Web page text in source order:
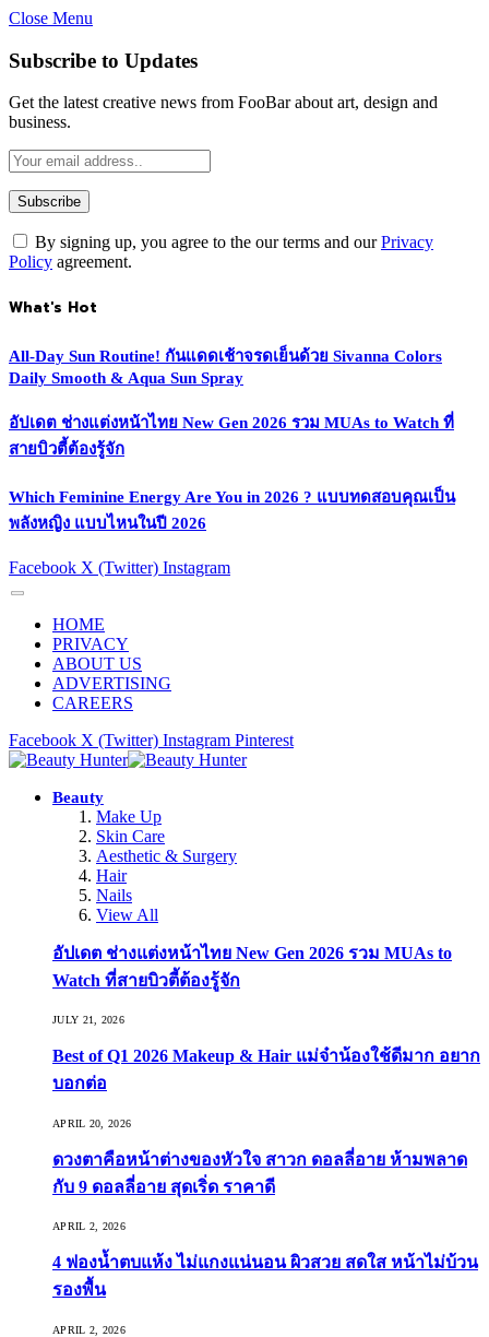
Close Menu
Subscribe to Updates
Get the latest creative news from FooBar about art, design and
business.
By signing up, you agree to the our terms and ourPrivacy
Policy agreement.
What's Hot
All-Day Sun Routine! กันแดดเช้าจรดเย็นด้วย Sivanna Colors
Daily Smooth & Aqua Sun Spray
อัปเดต ช่างแต่งหน้าไทย New Gen 2026 รวม MUAs to Watch ที่
สายบิวตี้ต้องรู้จัก
Which Feminine Energy Are You in 2026 ? แบบทดสอบคุณเป็น
พลังหญิง แบบไหนในปี 2026
Facebook X (Twitter) Instagram
HOME
PRIVACY
ABOUT US
ADVERTISING
CAREERS
Facebook X (Twitter) Instagram Pinterest
Beauty
Make Up
Skin Care
Aesthetic & Surgery
Hair
Nails
View All
อัปเดต ช่างแต่งหน้าไทย New Gen 2026 รวม MUAs to
Watch ที่สายบิวตี้ต้องรู้จัก
JULY 21, 2026
Best of Q1 2026 Makeup & Hair แม่จ๋าน้องใช้ดีมาก อยาก
บอกต่อ
APRIL 20, 2026
ดวงตาคือหน้าต่างของหัวใจ สาวก ดอลลี่อาย ห้ามพลาด
กับ 9 ดอลลี่อาย สุดเริ่ด ราคาดี
APRIL 2, 2026
4 ฟองน้ำตบแห้ง ไม่แกงแน่นอน ผิวสวย สดใส หน้าไม่บ้วน
รองพื้น
APRIL 2, 2026